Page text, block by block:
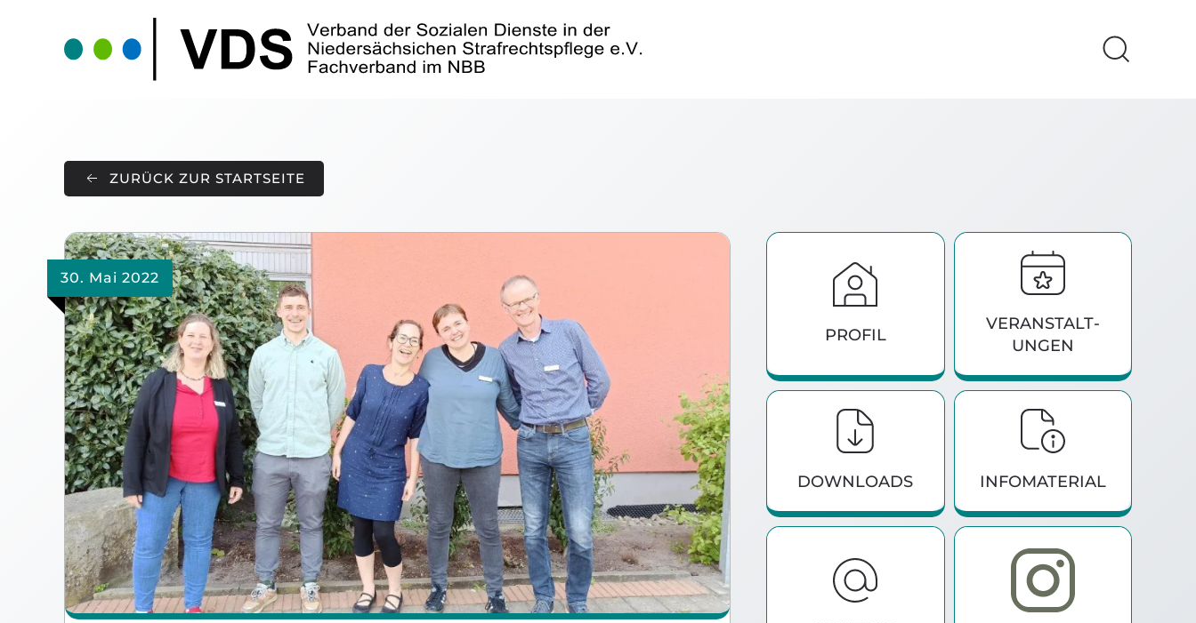
Skip to main content
ZURÜCK ZUR STARTSEITE
30. Mai 2022
PROFIL
VERANSTALT­
UNGEN
DOWNLOADS INFO­MATERIAL